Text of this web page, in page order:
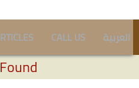
CALL US العربية